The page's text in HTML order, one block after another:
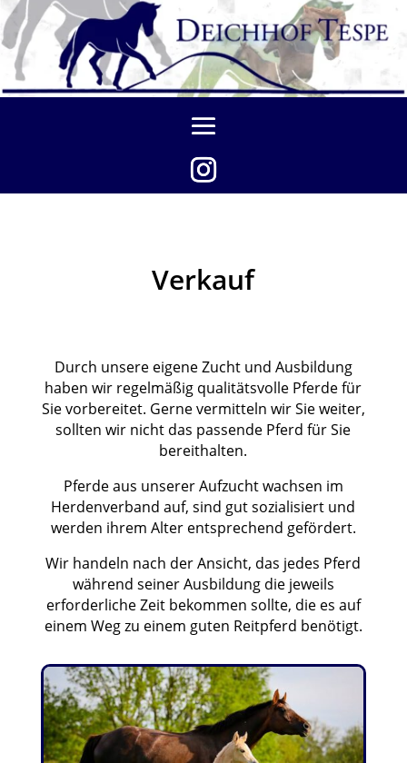
Verkauf
Durch unsere eigene Zucht und Ausbildung
haben wir regelmäßig qualitätsvolle Pferde für
Sie vorbereitet. Gerne vermitteln wir Sie weiter,
sollten wir nicht das passende Pferd für Sie
bereithalten.
Pferde aus unserer Aufzucht wachsen im
Herdenverband auf, sind gut sozialisiert und
werden ihrem Alter entsprechend gefördert.
Wir handeln nach der Ansicht, das jedes Pferd
während seiner Ausbildung die jeweils
erforderliche Zeit bekommen sollte, die es auf
einem Weg zu einem guten Reitpferd benötigt.